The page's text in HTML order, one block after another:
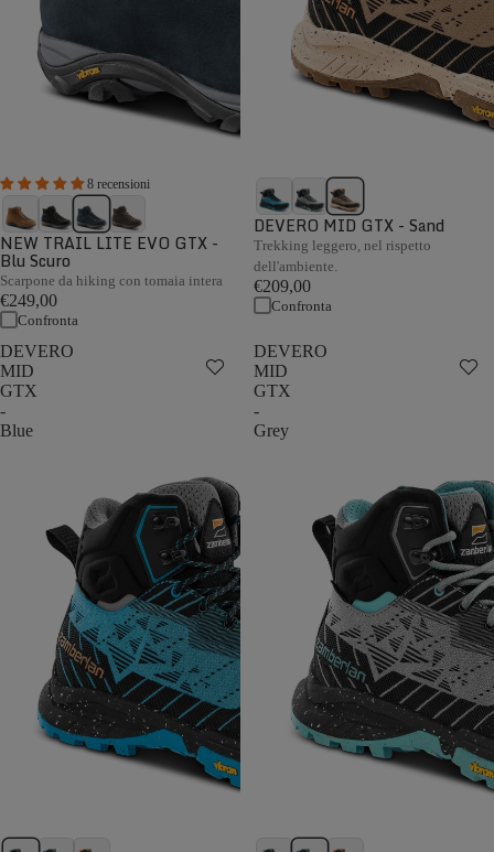
8 recensioni
NEW TRAIL LITE EVO GTX -
Blu Scuro
Scarpone da hiking con tomaia intera
€249,00
Confronta
DEVERO MID GTX - Sand
Trekking leggero, nel rispetto
dell'ambiente.
€209,00
Confronta
DEVERO
MID
GTX
-
Blue
DEVERO
MID
GTX
-
Grey